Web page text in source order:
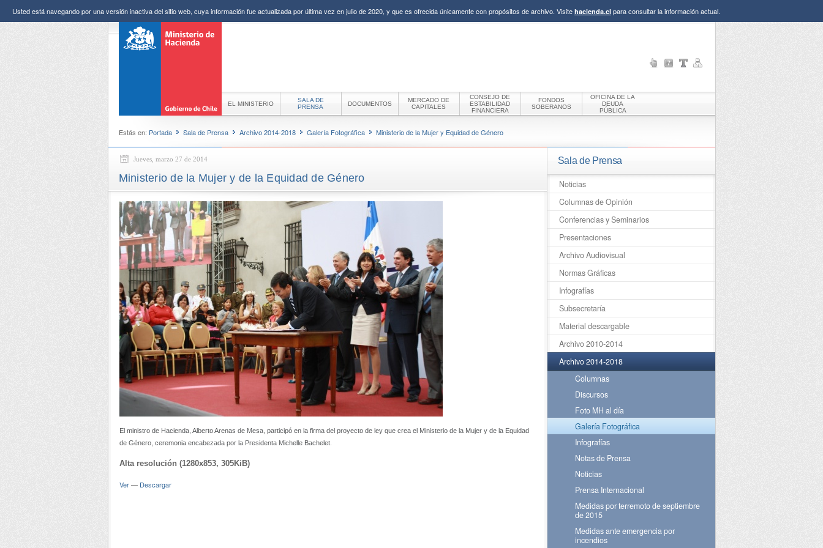
Usted está navegando por una versión inactiva del sitio web, cuya información fue actualizada por última vez en julio de 2020, y que es ofrecida únicamente con propósitos de archivo. Visite hacienda.cl para consultar la información actual.
EL MINISTERIO
SALA DE
PRENSA
DOCUMENTOS
MERCADO DE
CAPITALES
CONSEJO DE
ESTABILIDAD
FINANCIERA
FONDOS
SOBERANOS
OFICINA DE LA
DEUDA
PÚBLICA
Estás en: Portada Sala de Prensa Archivo 2014-2018 Galería Fotográfica Ministerio de la Mujer y Equidad de Género
Sala de Prensa
Noticias
Columnas de Opinión
Conferencias y Seminarios
Presentaciones
Archivo Audiovisual
Normas Gráficas
Infografías
Subsecretaría
Material descargable
Archivo 2010-2014
Archivo 2014-2018
Columnas
Discursos
Foto MH al día
Galería Fotográfica
Infografías
Notas de Prensa
Noticias
Prensa Internacional
Medidas por terremoto de septiembre
de 2015
Medidas ante emergencia por
incendios
Jueves, marzo 27 de 2014
Ministerio de la Mujer y de la Equidad de Género
El ministro de Hacienda, Alberto Arenas de Mesa, participó en la firma del proyecto de ley que crea el Ministerio de la Mujer y de la Equidad
de Género, ceremonia encabezada por la Presidenta Michelle Bachelet.
Alta resolución (1280x853, 305KiB)
Ver— Descargar